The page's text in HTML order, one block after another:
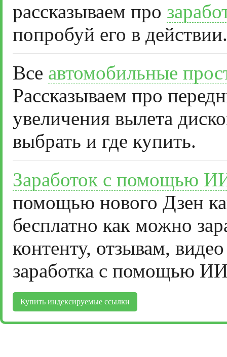
рассказываем про
попробуй его в действии.
Все автомобильные
Рассказываем про
увеличения вылета
выбрать и где купить.
Заработок с помощью
помощью нового Дзен
бесплатно как можно
контенту, отзывам,
заработка с помощью
Купить индексируемые ссылки